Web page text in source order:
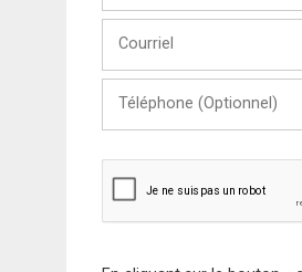
Nom
(Optionnel)